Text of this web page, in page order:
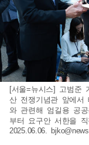
[서울=뉴시스] 고범준
산 전쟁기념관 앞에서
와 관련해 엄길용 공
부터 요구안 서한을
2025.06.06.